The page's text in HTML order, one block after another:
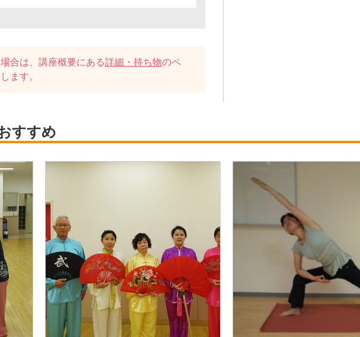
合は、講座概要にある詳細・持ち物のペ
ます。